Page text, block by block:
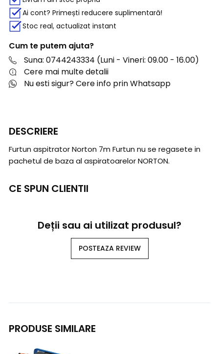
Ai cont? Primești reducere suplimentară!
Stoc real, actualizat instant
Cum te putem ajuta?
Suna: 0744243334 (Luni - Vineri: 09.00 - 16.00)
Cere mai multe detalii
Nu esti sigur? Cere info prin Whatsapp
DESCRIERE
Furtun aspitrator Norton 7m Furtun nu se regasete in
pachetul de baza al aspiratoarelor NORTON.
CE SPUN CLIENTII
Deții sau ai utilizat produsul?
POSTEAZA REVIEW
PRODUSE SIMILARE